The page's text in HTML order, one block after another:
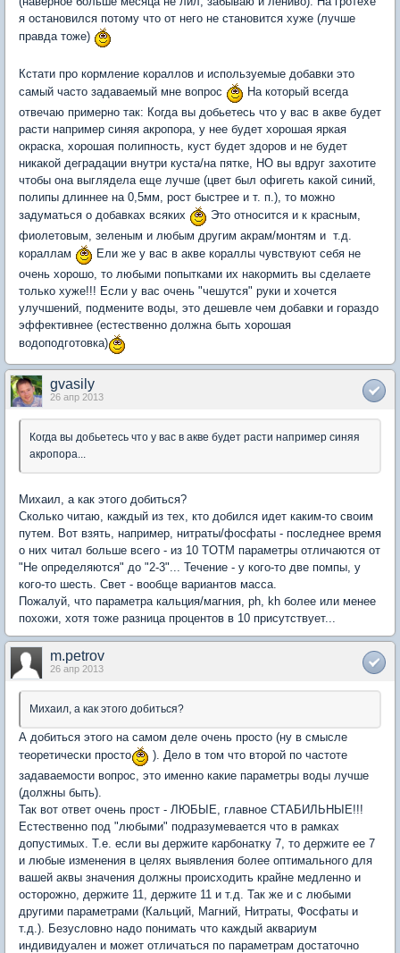
я остановился потому что от него не становится хуже (лучше
правда тоже)
Кстати про кормление кораллов и используемые добавки это
самый часто задаваемый мне вопрос
На который всегда
отвечаю примерно так: Когда вы добьетесь что у вас в акве будет
расти например синяя акропора, у нее будет хорошая яркая
окраска, хорошая полипность, куст будет здоров и не будет
никакой деградации внутри куста/на пятке, НО вы вдруг захотите
чтобы она выглядела еще лучше (цвет был офигеть какой синий,
полипы длиннее на 0,5мм, рост быстрее и т. п.), то можно
задуматься о добавках всяких
Это относится и к красным,
фиолетовым, зеленым и любым другим акрам/монтям и т.д.
кораллам
Ели же у вас в акве кораллы чувствуют себя не
очень хорошо, то любыми попытками их накормить вы сделаете
только хуже!!! Если у вас очень "чешутся" руки и хочется
улучшений, подмените воды, это дешевле чем добавки и гораздо
эффективнее (естественно должна быть хорошая
водоподготовка)
gvasily
26 апр 2013
Когда вы добьетесь что у вас в акве будет расти например синяя
акропора...
Михаил, а как этого добиться?
Сколько читаю, каждый из тех, кто добился идет каким-то своим
путем. Вот взять, например, нитраты/фосфаты - последнее время
о них читал больше всего - из 10 TOTM параметры отличаются от
"Не определяются" до "2-3"... Течение - у кого-то две помпы, у
кого-то шесть. Свет - вообще вариантов масса.
Пожалуй, что параметра кальция/магния, ph, kh более или менее
похожи, хотя тоже разница процентов в 10 присутствует...
m.petrov
26 апр 2013
Михаил, а как этого добиться?
А добиться этого на самом деле очень просто (ну в смысле
теоретически просто
). Дело в том что второй по частоте
задаваемости вопрос, это именно какие параметры воды лучше
(должны быть).
Так вот ответ очень прост - ЛЮБЫЕ, главное СТАБИЛЬНЫЕ!!!
Естественно под "любыми" подразумевается что в рамках
допустимых. Т.е. если вы держите карбонатку 7, то держите ее 7
и любые изменения в целях выявления более оптимального для
вашей аквы значения должны происходить крайне медленно и
осторожно, держите 11, держите 11 и т.д. Так же и с любыми
другими параметрами (Кальций, Магний, Нитраты, Фосфаты и
т.д.). Безусловно надо понимать что каждый аквариум
индивидуален и может отличаться по параметрам достаточно